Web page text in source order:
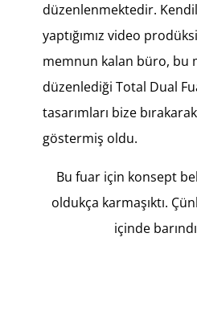
düzenlenmektedir.
yaptığımız video
memnun kalan büro, bu
düzenlediği Total Dual
tasarımları bize
göstermiş oldu.
Bu fuar için konsept
oldukça karmaşıktı.
içinde